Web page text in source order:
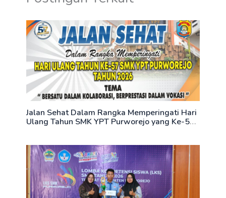
Jalan Sehat Dalam Rangka Memperingati Hari
Ulang Tahun SMK YPT Purworejo yang Ke-57